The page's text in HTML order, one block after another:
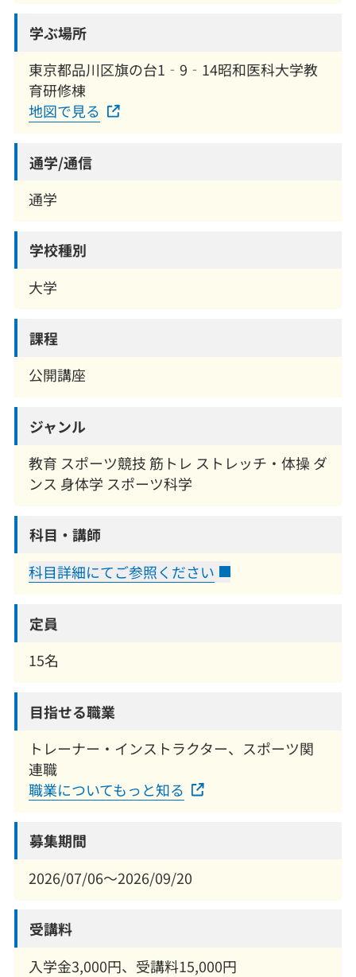
学ぶ場所
東京都品川区旗の台1‐9‐14昭和医科大学教
育研修棟
地図で見る
通学/通信
通学
学校種別
大学
課程
公開講座
ジャンル
教育 スポーツ競技 筋トレ ストレッチ・体操 ダ
ンス 身体学 スポーツ科学
科目・講師
科目詳細にてご参照ください
定員
15名
目指せる職業
トレーナー・インストラクター、スポーツ関
連職
職業についてもっと知る
募集期間
2026/07/06～2026/09/20
受講料
入学金3,000円、受講料15,000円